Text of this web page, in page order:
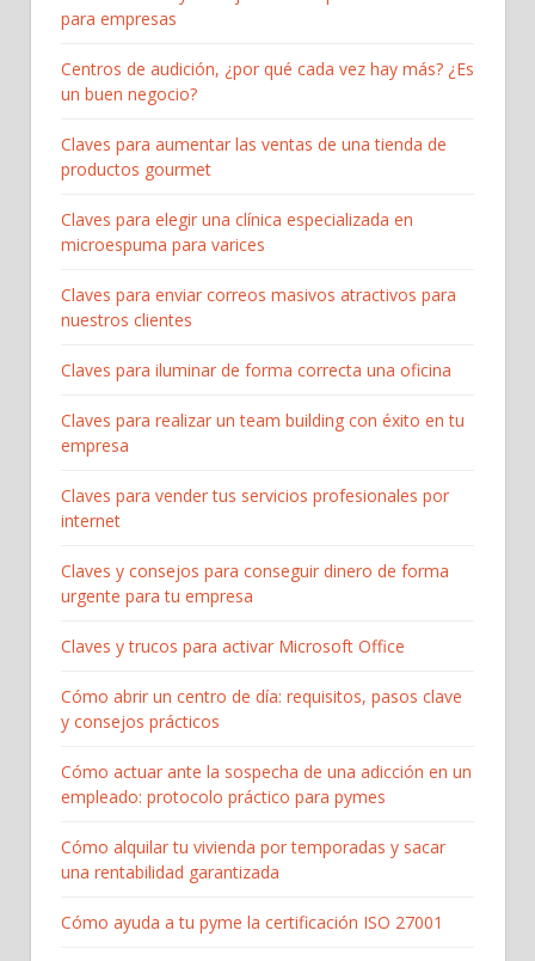
para empresas
Centros de audición, ¿por qué cada vez hay más? ¿Es
un buen negocio?
Claves para aumentar las ventas de una tienda de
productos gourmet
Claves para elegir una clínica especializada en
microespuma para varices
Claves para enviar correos masivos atractivos para
nuestros clientes
Claves para iluminar de forma correcta una oficina
Claves para realizar un team building con éxito en tu
empresa
Claves para vender tus servicios profesionales por
internet
Claves y consejos para conseguir dinero de forma
urgente para tu empresa
Claves y trucos para activar Microsoft Office
Cómo abrir un centro de día: requisitos, pasos clave
y consejos prácticos
Cómo actuar ante la sospecha de una adicción en un
empleado: protocolo práctico para pymes
Cómo alquilar tu vivienda por temporadas y sacar
una rentabilidad garantizada
Cómo ayuda a tu pyme la certificación ISO 27001